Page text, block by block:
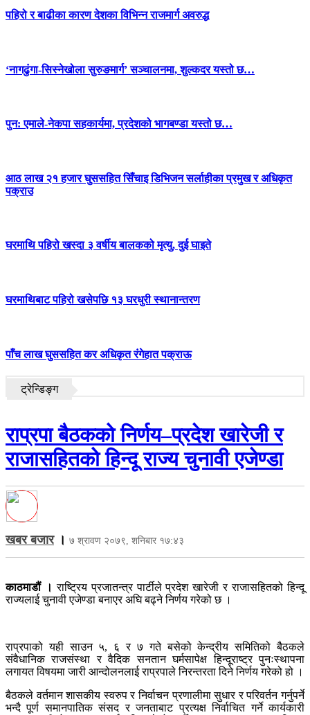
पहिरो र बाढीका कारण देशका विभिन्न राजमार्ग अवरुद्ध
‘नागढुंगा-सिस्नेखोला सुरुङमार्ग’ सञ्चालनमा, शुल्कदर यस्तो छ…
पुन: एमाले-नेकपा सहकार्यमा, प्रदेशको भागबण्डा यस्तो छ…
आठ लाख २१ हजार घुससहित सिँचाइ डिभिजन सर्लाहीका प्रमुख र अधिकृत
पक्राउ
घरमाथि पहिरो खस्दा ३ वर्षीय बालकको मृत्यु, दुई घाइते
घरमाथिबाट पहिरो खसेपछि १३ घरधुरी स्थानान्तरण
पाँच लाख घुससहित कर अधिकृत रंगेहात पक्राऊ
ट्रेन्डिङ्ग
राप्रपा बैठकको निर्णय–प्रदेश खारेजी र
राजासहितको हिन्दू राज्य चुनावी एजेण्डा
खबर बजार। ७ श्रावण २०७९, शनिबार १७:४३
काठमाडौं । राष्ट्रिय प्रजातन्त्र पार्टीले प्रदेश खारेजी र राजासहितको हिन्दू
राज्यलाई चुनावी एजेण्डा बनाएर अघि बढ्ने निर्णय गरेको छ ।
राप्रपाको यही साउन ५, ६ र ७ गते बसेको केन्द्रीय समितिको बैठकले
संवैधानिक राजसंस्था र वैदिक सनतान घर्मसापेक्ष हिन्दूराष्ट्र पुनःस्थापना
लगायत विषयमा जारी आन्दोलनलाई राप्रपाले निरन्तरता दिने निर्णय गरेको हो ।
बैठकले वर्तमान शासकीय स्वरुप र निर्वाचन प्रणालीमा सुधार र परिवर्तन गर्नुपर्ने
भन्दै पूर्ण समानपातिक संसद र जनताबाट प्रत्यक्ष निर्वाचित गर्ने कार्यकारी